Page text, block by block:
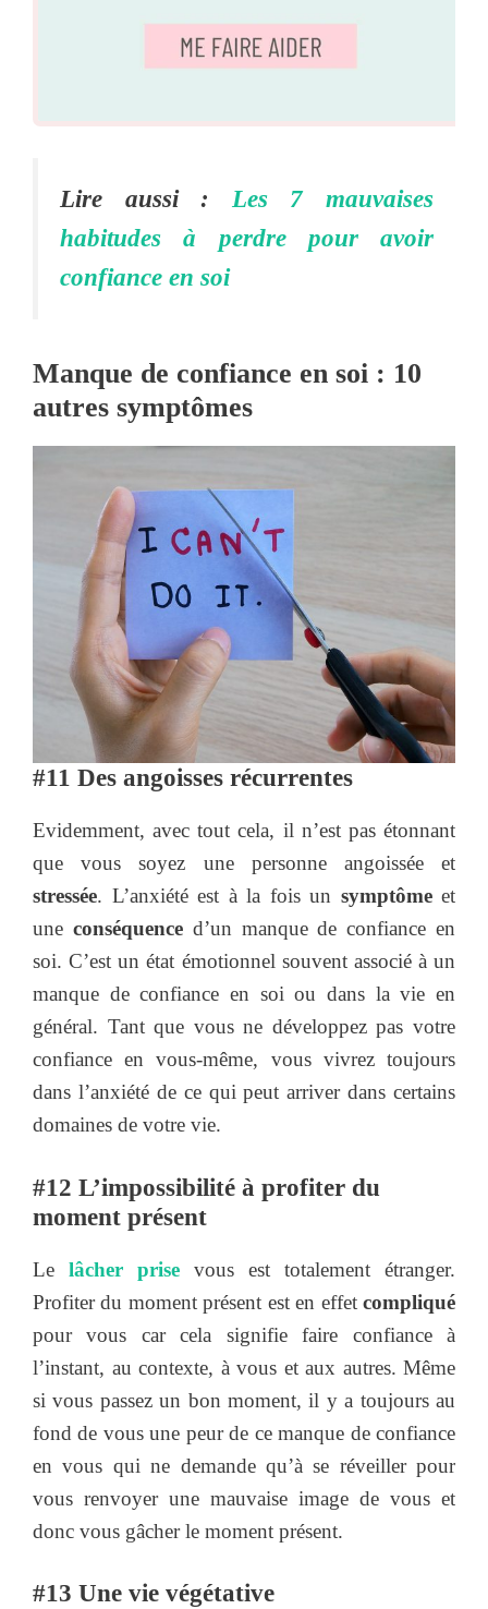
Lire aussi : Les 7 mauvaises
habitudes à perdre pour avoir
confiance en soi
Manque de confiance en soi : 10
autres symptômes
#11 Des angoisses récurrentes
Evidemment, avec tout cela, il n’est pas étonnant
que vous soyez une personne angoissée et
stressée. L’anxiété est à la fois un symptôme et
une conséquence d’un manque de confiance en
soi. C’est un état émotionnel souvent associé à un
manque de confiance en soi ou dans la vie en
général. Tant que vous ne développez pas votre
confiance en vous-même, vous vivrez toujours
dans l’anxiété de ce qui peut arriver dans certains
domaines de votre vie.
#12 L’impossibilité à profiter du
moment présent
Le lâcher prise vous est totalement étranger.
Profiter du moment présent est en effet compliqué
pour vous car cela signifie faire confiance à
l’instant, au contexte, à vous et aux autres. Même
si vous passez un bon moment, il y a toujours au
fond de vous une peur de ce manque de confiance
en vous qui ne demande qu’à se réveiller pour
vous renvoyer une mauvaise image de vous et
donc vous gâcher le moment présent.
#13 Une vie végétative